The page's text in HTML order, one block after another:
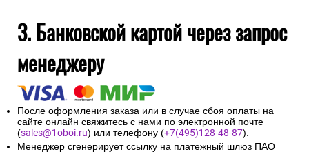
платежа и электронный кассовый чек.
Введенная контактная информация не будет
предоставлена третьим лицам за исключением
случаев, предусмотренных законодательством РФ.
3. Банковской картой через запрос
менеджеру